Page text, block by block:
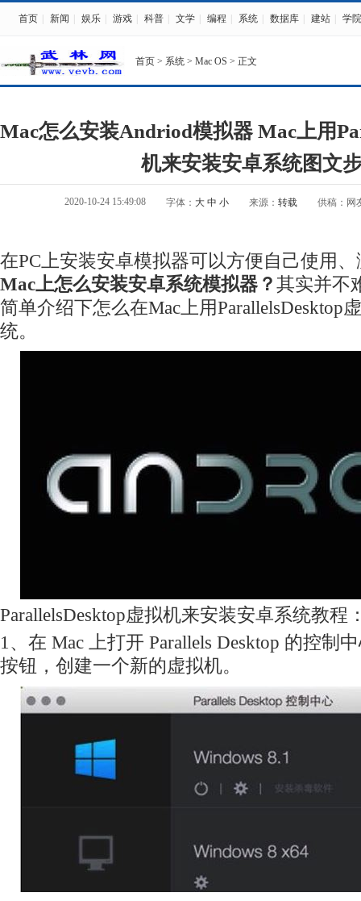
首页 新闻 娱乐 游戏 科普 文学 编程 系统 数据库 建站 学院
首页 > 系统 > Mac OS > 正文
Mac怎么安装Andriod模拟器 Mac上用
机来安装安卓系统图文
2020-10-24 15:49:08 字体： 大 中 小 来源： 转载 供稿：网
在PC上安装安卓模拟器可以方便自己使用
Mac上怎么安装安卓系统模拟器？ 其实并不
简单介绍下怎么在Mac上用ParallelsDesktop
统。
ParallelsDesktop虚拟机来安装安卓系统教程
1、在 Mac 上打开 Parallels Desktop 的控制
按钮，创建一个新的虚拟机。